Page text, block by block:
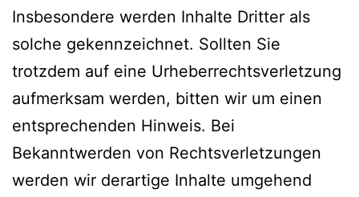
Insbesondere werden Inhalte Dritter als
solche gekennzeichnet. Sollten Sie
trotzdem auf eine Urheberrechtsverletzung
aufmerksam werden, bitten wir um einen
entsprechenden Hinweis. Bei
Bekanntwerden von Rechtsverletzungen
werden wir derartige Inhalte umgehend